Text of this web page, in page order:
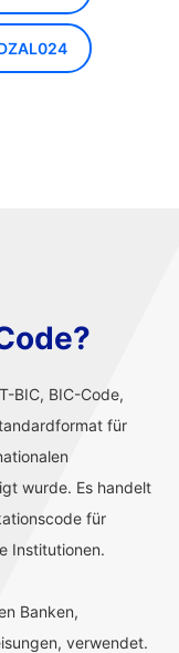
BIC, BIC-Code,
für
wurde. Es handelt
für
Institutionen.
Banken,
verwendet.